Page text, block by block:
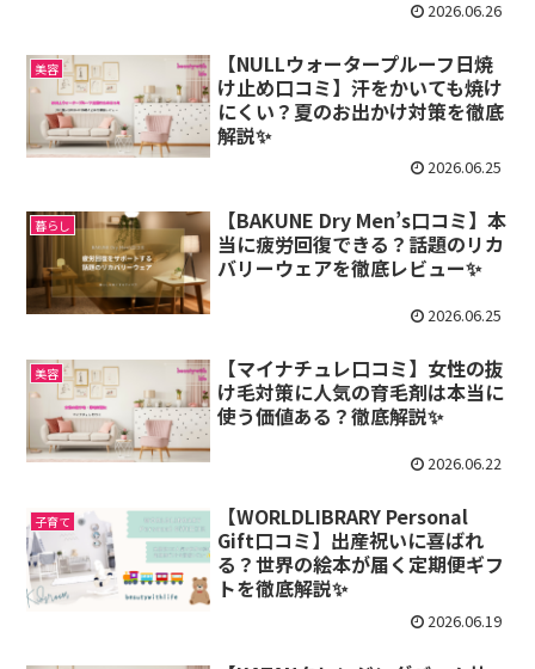
2026.06.26
美容
【NULLウォータープルーフ日焼
け止め口コミ】汗をかいても焼け
にくい？夏のお出かけ対策を徹底
解説✨
2026.06.25
暮らし
【BAKUNE Dry Men’s口コミ】本
当に疲労回復できる？話題のリカ
バリーウェアを徹底レビュー✨
2026.06.25
美容
【マイナチュレ口コミ】女性の抜
け毛対策に人気の育毛剤は本当に
使う価値ある？徹底解説✨
2026.06.22
子育て
【WORLDLIBRARY Personal
Gift口コミ】出産祝いに喜ばれ
る？世界の絵本が届く定期便ギフ
トを徹底解説✨
2026.06.19